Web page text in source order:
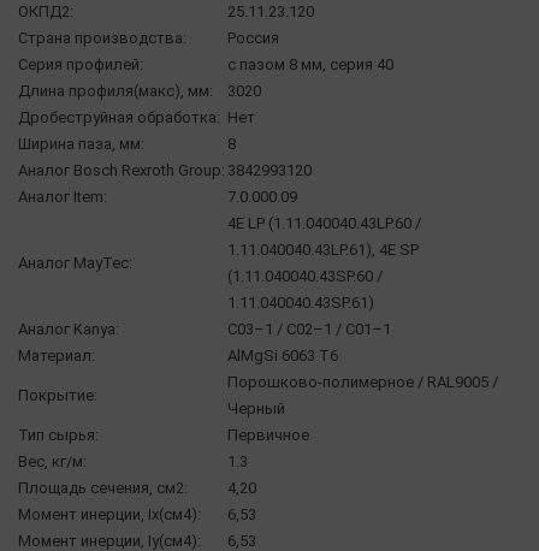
ОКПД2:
25.11.23.120
Страна производства:
Россия
Серия профилей:
с пазом 8 мм, серия 40
Длина профиля(макс), мм:
3020
Дробеструйная обработка: Нет
Ширина паза, мм:
8
Аналог Bosch Rexroth Group: 3842993120
Аналог Item:
7.0.000.09
Аналог MayTec:
4E LP (1.11.040040.43LP.60 /
1.11.040040.43LP.61), 4E SP
(1.11.040040.43SP.60 /
1.11.040040.43SP.61)
Аналог Kanya:
C03–1 / C02–1 / С01–1
Материал:
AlMgSi 6063 Т6
Покрытие:
Порошково-полимерное / RAL9005 /
Черный
Тип сырья:
Первичное
Вес, кг/м:
1.3
Площадь сечения, см2:
4,20
Момент инерции, Ix(см4):
6,53
Момент инерции, Iy(см4):
6,53